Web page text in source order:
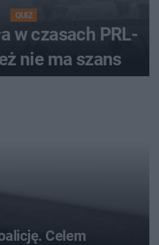
QUIZ
w czasach PRL-
nie ma szans
Celem